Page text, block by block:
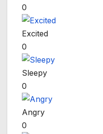
0
Excited
0
Sleepy
0
Angry
0